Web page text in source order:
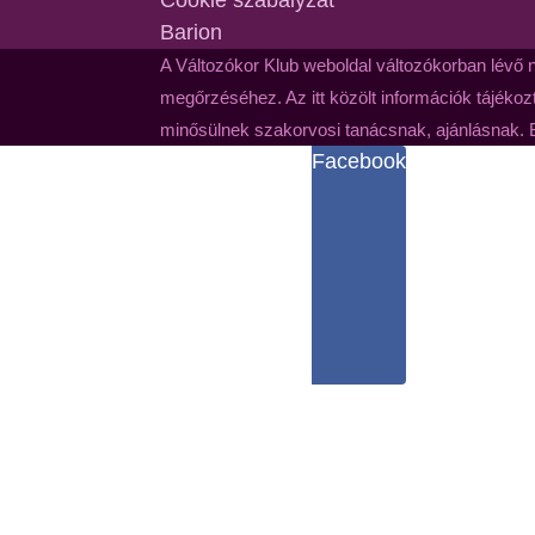
Barion
A Változókor Klub weboldal változókorban
megőrzéséhez. Az itt közölt információk
minősülnek szakorvosi tanácsnak,
Facebook